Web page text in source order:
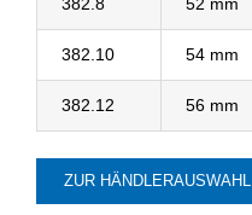
382.8 52 mm
382.10 54 mm
382.12 56 mm
ZUR HÄNDLERAUSWAHL